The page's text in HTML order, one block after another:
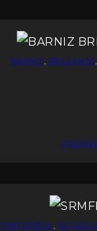
BARNIZ, BRILLANTE
PINTURERIA